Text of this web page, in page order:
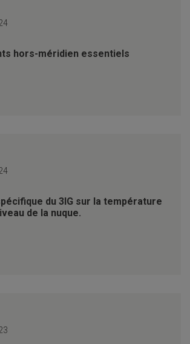
hors-méridien essentiels
du 3IG sur la température
de la nuque.